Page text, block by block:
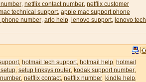
netflix contact number netflix customer
technical support, apple mac support phone
phone number arlo help lenovo support,
lenovo tech
hotmail tech support hotmail help hotmail
setup linksys router kodak support number
netflix contact netflix number kindle help